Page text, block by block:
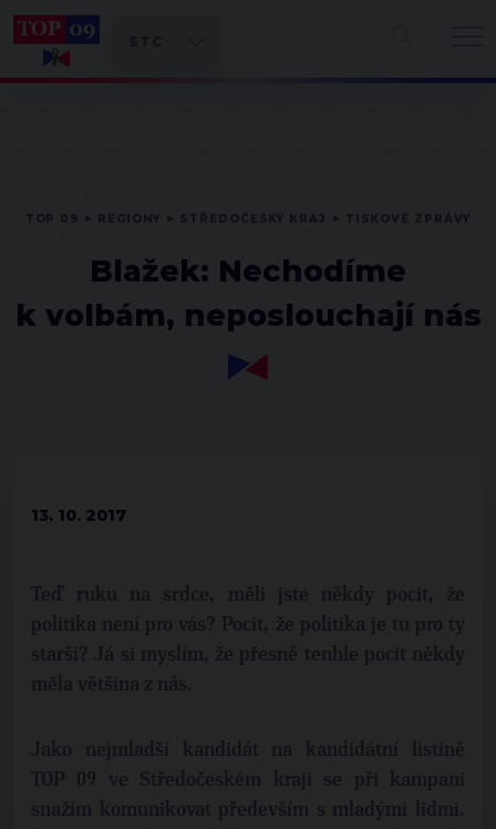
Blažek: Nechodíme
k volbám, neposlouchají nás
13. 10. 2017
Teď ruku na srdce, měli jste někdy pocit, že
politika není pro vás? Pocit, že politika je tu pro ty
starší? Já si myslím, že přesně tenhle pocit někdy
měla většina z nás.
Jako nejmladší kandidát na kandidátní listině
TOP 09 ve Středočeském kraji se při kampani
snažím komunikovat především s mladými lidmi.